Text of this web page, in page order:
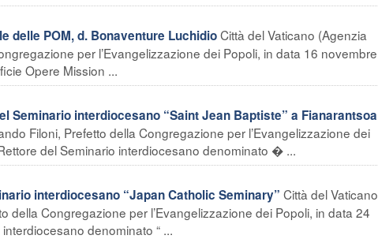
delle POM, d. Bonaventure LuchidioCittà del Vaticano (Agenzia
per l’Evangelizzazione dei Popoli, in data 16 novembre
Opere Mission ...
Seminario interdiocesano “Saint Jean Baptiste” a Fianarantsoa
Filoni, Prefetto della Congregazione per l’Evangelizzazione dei
del Seminario interdiocesano denominato � ...
interdiocesano “Japan Catholic Seminary” Città del Vaticano
della Congregazione per l’Evangelizzazione dei Popoli, in data 24
denominato “ ...